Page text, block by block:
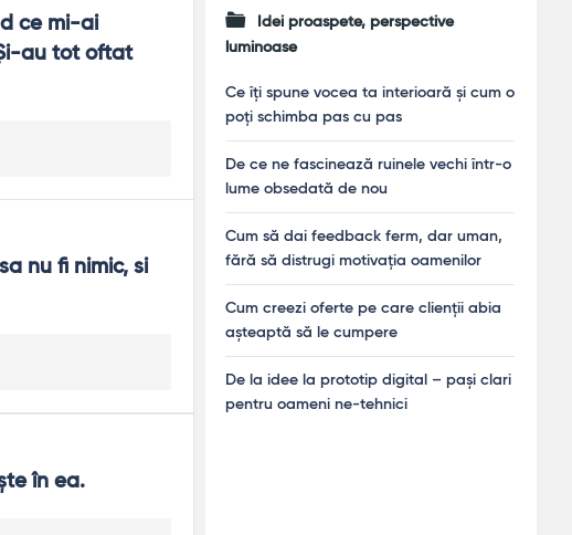
ce mi-ai
au tot oftat
nu fi nimic, si
în ea.
Idei proaspete, perspective
luminoase
Ce îți spune vocea ta interioară și cum o
poți schimba pas cu pas
De ce ne fascinează ruinele vechi într-o
lume obsedată de nou
Cum să dai feedback ferm, dar uman,
fără să distrugi motivația oamenilor
Cum creezi oferte pe care clienții abia
așteaptă să le cumpere
De la idee la prototip digital – pași clari
pentru oameni ne-tehnici